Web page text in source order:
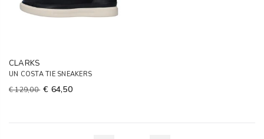
CLARKS
UN COSTA TIE SNEAKERS
€ 129,00 € 64,50